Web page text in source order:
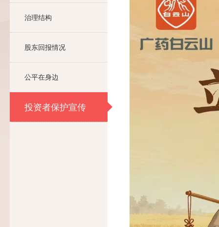
治理结构
股东回报情况
公平在身边
投资者保护宣传